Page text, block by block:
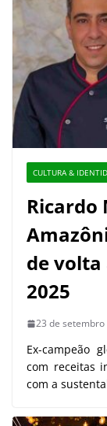
CULTURA &
Ricardo
de volta
2025
23 de setembro
Ex-campeão
com receitas
com a